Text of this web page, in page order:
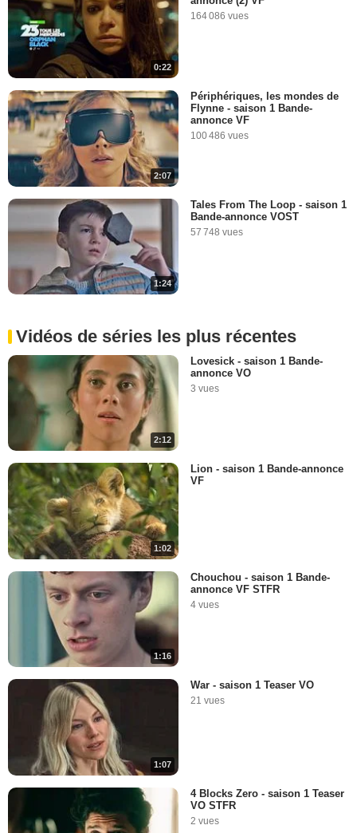
0:22
164 086 vues
2:07
Périphériques, les mondes de
Flynne - saison 1 Bande-
annonce VF
100 486 vues
1:24
Tales From The Loop - saison 1
Bande-annonce VOST
57 748 vues
Vidéos de séries les plus récentes
2:12
Lovesick - saison 1 Bande-
annonce VO
3 vues
1:02
Lion - saison 1 Bande-annonce
VF
1:16
Chouchou - saison 1 Bande-
annonce VF STFR
4 vues
1:07
War - saison 1 Teaser VO
21 vues
4 Blocks Zero - saison 1 Teaser
VO STFR
2 vues